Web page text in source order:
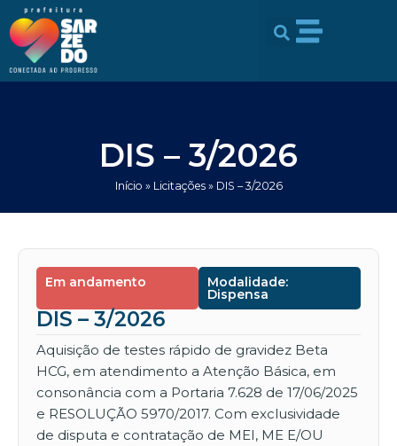
conteúdo
para
conteúdo
DIS – 3/2026
Início » Licitações» DIS – 3/2026
Em andamento Modalidade:
Dispensa
DIS – 3/2026
Aquisição de testes rápido de gravidez Beta
HCG, em atendimento a Atenção Básica, em
consonância com a Portaria 7.628 de 17/06/2025
e RESOLUÇÃO 5970/2017. Com exclusividade
de disputa e contratação de MEI, ME E/OU